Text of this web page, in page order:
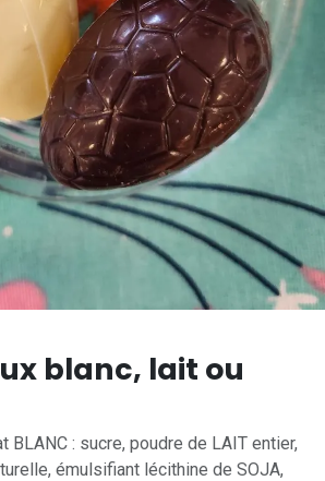
blanc, lait ou
BLANC : sucre, poudre de LAIT entier,
émulsifiant lécithine de SOJA,